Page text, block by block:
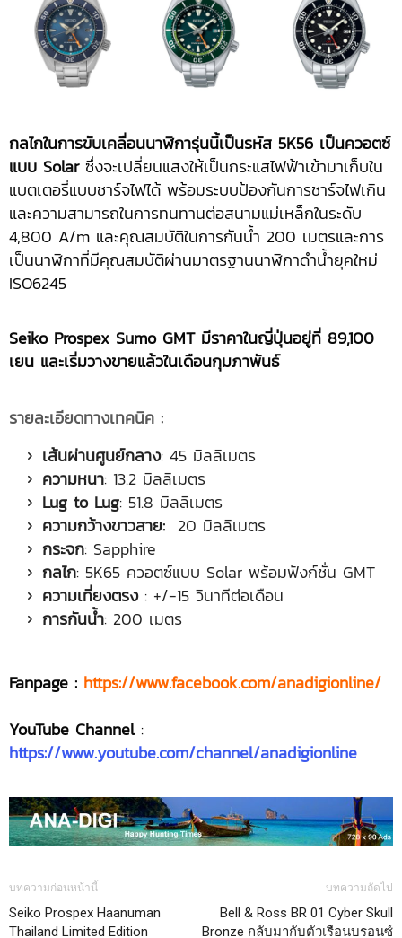
กลไกในการขับเคลื่อนนาฬิการุ่นนี้เป็นรหัส 5K56 เป็นควอตซ์
แบบ Solarซึ่งจะเปลี่ยนแสงให้เป็นกระแสไฟฟ้าเข้ามาเก็บใน
แบตเตอรี่แบบชาร์จไฟได้ พร้อมระบบป้องกันการชาร์จไฟเกิน
และความสามารถในการทนทานต่อสนามแม่เหล็กในระดับ
4,800 A/m และคุณสมบัติในการกันน้ำ 200 เมตรและการ
เป็นนาฬิกาที่มีคุณสมบัติผ่านมาตรฐานนาฬิกาดำน้ำยุคใหม่
ISO6245
Seiko Prospex Sumo GMT มีราคาในญี่ปุ่นอยู่ที่ 89,100
เยน และเริ่มวางขายแล้วในเดือนกุมภาพันธ์
รายละเอียดทางเทคนิค :
เส้นผ่านศูนย์​กลาง: 45 มิลลิเมตร
ความหนา: 13.2 มิลลิเมตร
Lug to Lug: 51.8 มิลลิเมตร
ความกว้างขาวสาย: 20 มิลลิเมตร
กระจก: Sapphire
กลไก: 5K65 ควอตซ์แบบ Solar พร้อมฟังก์ชั่น GMT
ความเที่ยงตรง: +/-15 วินาทีต่อเดือน
การกันน้ำ: 200 เมตร
Fanpage : https://www.facebook.com/anadigionline/
YouTube Channel :
https://www.youtube.com/channel/anadigionline
บทความก่อนหน้านี้
Seiko Prospex Haanuman
Thailand Limited Edition
บทความถัดไป
Bell & Ross BR 01 Cyber Skull
Bronze กลับมากับตัวเรือนบรอนซ์